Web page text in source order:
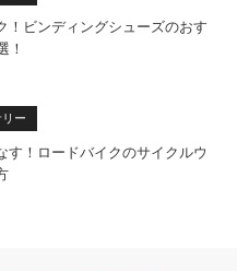
！ビンディングシューズのおす
！
ー
す！ロードバイクのサイクルウ